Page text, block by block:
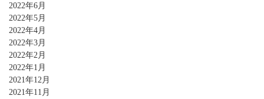
2022年6月
2022年5月
2022年4月
2022年3月
2022年2月
2022年1月
2021年12月
2021年11月